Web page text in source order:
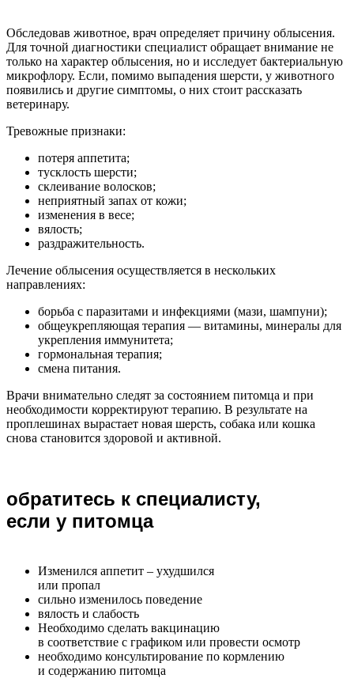
Обследовав животное, врач определяет причину облысения.
Для точной диагностики специалист обращает внимание не
только на характер облысения, но и исследует бактериальную
микрофлору. Если, помимо выпадения шерсти, у животного
появились и другие симптомы, о них стоит рассказать
ветеринару.
Тревожные признаки:
потеря аппетита;
тусклость шерсти;
склеивание волосков;
неприятный запах от кожи;
изменения в весе;
вялость;
раздражительность.
Лечение облысения осуществляется в нескольких
направлениях:
борьба с паразитами и инфекциями (мази, шампуни);
общеукрепляющая терапия — витамины, минералы для
укрепления иммунитета;
гормональная терапия;
смена питания.
Врачи внимательно следят за состоянием питомца и при
необходимости корректируют терапию. В результате на
проплешинах вырастает новая шерсть, собака или кошка
снова становится здоровой и активной.
обратитесь к специалисту,
если у питомца
Изменился аппетит – ухудшился
или пропал
сильно изменилось поведение
вялость и слабость
Необходимо сделать вакцинацию
в соответствие с графиком или провести осмотр
необходимо консультирование по кормлению
и содержанию питомца